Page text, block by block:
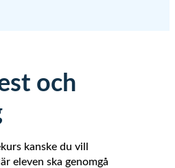
och
kanske du vill
eleven ska genomgå